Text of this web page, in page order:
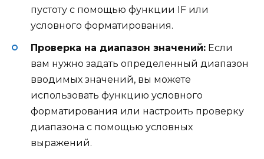
пустоту с помощью функции IF или
условного форматирования.
Проверка на диапазон значений: Если
вам нужно задать определенный диапазон
вводимых значений, вы можете
использовать функцию условного
форматирования или настроить проверку
диапазона с помощью условных
выражений.